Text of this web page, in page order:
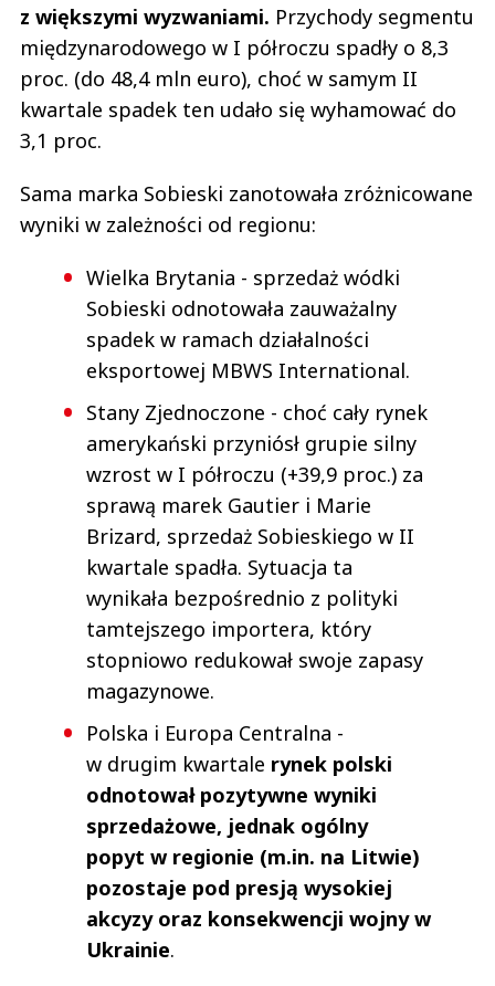
z większymi wyzwaniami. Przychody segmentu
międzynarodowego w I półroczu spadły o 8,3
proc. (do 48,4 mln euro), choć w samym II
kwartale spadek ten udało się wyhamować do
3,1 proc.
Sama marka Sobieski zanotowała zróżnicowane
wyniki w zależności od regionu:
Wielka Brytania - sprzedaż wódki
Sobieski odnotowała zauważalny
spadek w ramach działalności
eksportowej MBWS International.
Stany Zjednoczone - choć cały rynek
amerykański przyniósł grupie silny
wzrost w I półroczu (+39,9 proc.) za
sprawą marek Gautier i Marie
Brizard, sprzedaż Sobieskiego w II
kwartale spadła. Sytuacja ta
wynikała bezpośrednio z polityki
tamtejszego importera, który
stopniowo redukował swoje zapasy
magazynowe.
Polska i Europa Centralna -
w drugim kwartale rynek polski
odnotował pozytywne wyniki
sprzedażowe, jednak ogólny
popyt w regionie (m.in. na Litwie)
pozostaje pod presją wysokiej
akcyzy oraz konsekwencji wojny w
Ukrainie.